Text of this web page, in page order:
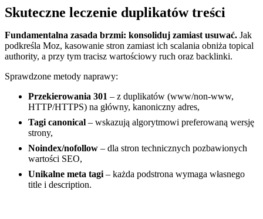
Skuteczne leczenie duplikatów treści
Fundamentalna zasada brzmi: konsoliduj zamiast usuwać. Jak
podkreśla Moz, kasowanie stron zamiast ich scalania obniża topical
authority, a przy tym tracisz wartościowy ruch oraz backlinki.
Sprawdzone metody naprawy:
Przekierowania 301 – z duplikatów (www/non-www,
HTTP/HTTPS) na główny, kanoniczny adres,
Tagi canonical – wskazują algorytmowi preferowaną wersję
strony,
Noindex/nofollow – dla stron technicznych pozbawionych
wartości SEO,
Unikalne meta tagi – każda podstrona wymaga własnego
title i description.